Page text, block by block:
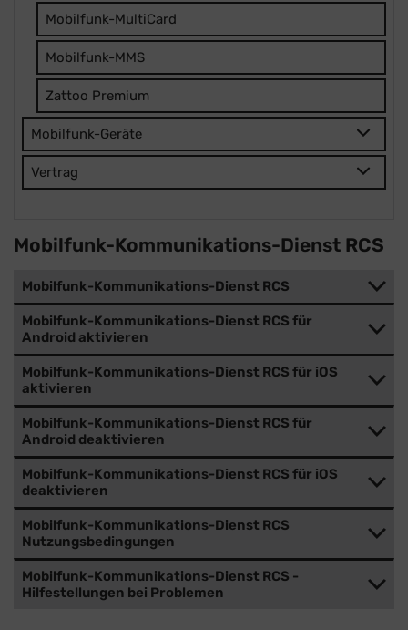
Mobilfunk-MultiCard
Mobilfunk-MMS
Zattoo Premium
Mobilfunk-Geräte
Vertrag
Mobilfunk-Kommunikations-Dienst RCS
Mobilfunk-Kommunikations-Dienst RCS
Mobilfunk-Kommunikations-Dienst RCS für
Android aktivieren
Mobilfunk-Kommunikations-Dienst RCS für iOS
aktivieren
Mobilfunk-Kommunikations-Dienst RCS für
Android deaktivieren
Mobilfunk-Kommunikations-Dienst RCS für iOS
deaktivieren
Mobilfunk-Kommunikations-Dienst RCS
Nutzungsbedingungen
Mobilfunk-Kommunikations-Dienst RCS -
Hilfestellungen bei Problemen